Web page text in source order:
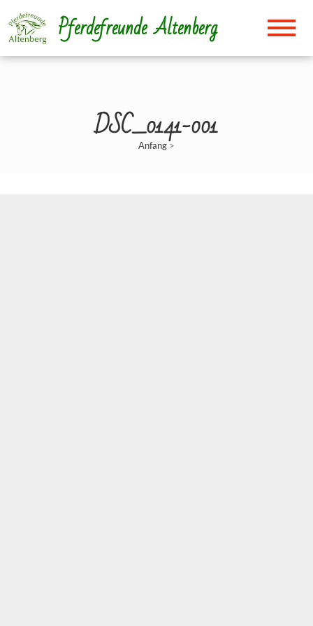
zum
Inhalt
Pferdefreunde Altenberg
DSC_0141-001
Anfang>